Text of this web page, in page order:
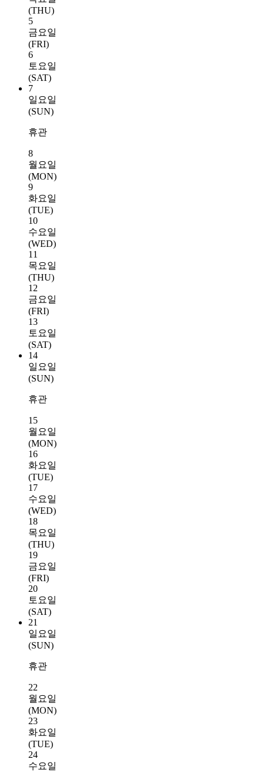
(THU)
5
금요일
(FRI)
6
토요일
(SAT)
7
일요일
(SUN)
휴관
8
월요일
(MON)
9
화요일
(TUE)
10
수요일
(WED)
11
목요일
(THU)
12
금요일
(FRI)
13
토요일
(SAT)
14
일요일
(SUN)
휴관
15
월요일
(MON)
16
화요일
(TUE)
17
수요일
(WED)
18
목요일
(THU)
19
금요일
(FRI)
20
토요일
(SAT)
21
일요일
(SUN)
휴관
22
월요일
(MON)
23
화요일
(TUE)
24
수요일